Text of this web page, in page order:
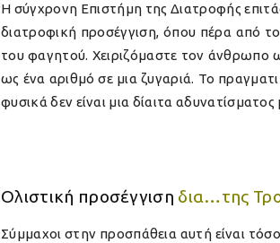
Η σύγχρονη Επιστήμη της Διατροφής
διατροφική προσέγγιση, όπου πέρα από το
του φαγητού. Χειριζόμαστε τον άνθρωπο
ως ένα αριθμό σε μια ζυγαριά. Το
φυσικά δεν είναι μια δίαιτα
Ολιστική προσέγγιση δια…της
Σύμμαχοι στην προσπάθεια αυτή είναι